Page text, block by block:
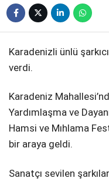
Karadenizli ünlü
verdi.
Karadeniz
Yardımlaşma ve
Hamsi ve Mıhlama
bir araya geldi.
Sanatçı sevilen